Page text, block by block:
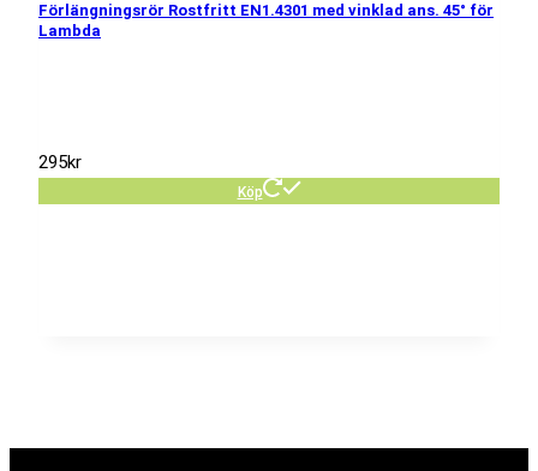
Förlängningsrör Rostfritt EN1.4301 med vinklad ans. 45° för
Lambda
295kr
Köp